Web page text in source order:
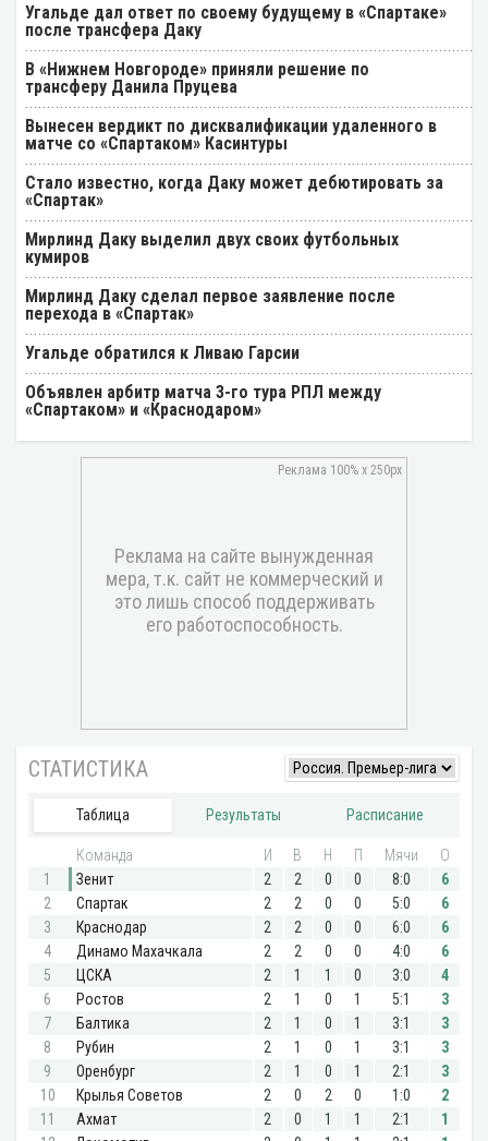
Угальде дал ответ по своему будущему в «Спартаке»
после трансфера Даку
В «Нижнем Новгороде» приняли решение по
трансферу Данила Пруцева
Вынесен вердикт по дисквалификации удаленного в
матче со «Спартаком» Касинтуры
Стало известно, когда Даку может дебютировать за
«Спартак»
Мирлинд Даку выделил двух своих футбольных
кумиров
Мирлинд Даку сделал первое заявление после
перехода в «Спартак»
Угальде обратился к Ливаю Гарсии
Объявлен арбитр матча 3-го тура РПЛ между
«Спартаком» и «Краснодаром»